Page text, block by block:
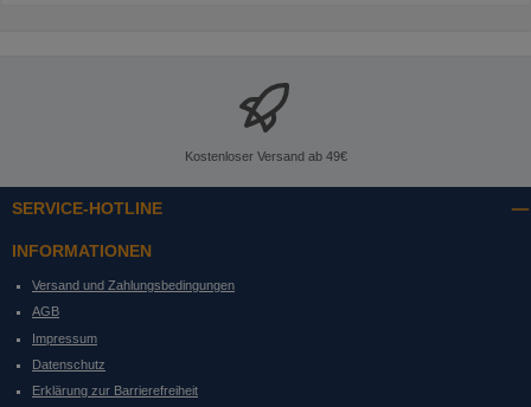
Kostenloser Versand ab 49€
SERVICE-HOTLINE
INFORMATIONEN
Versand und Zahlungsbedingungen
AGB
Impressum
Datenschutz
Erklärung zur Barrierefreiheit